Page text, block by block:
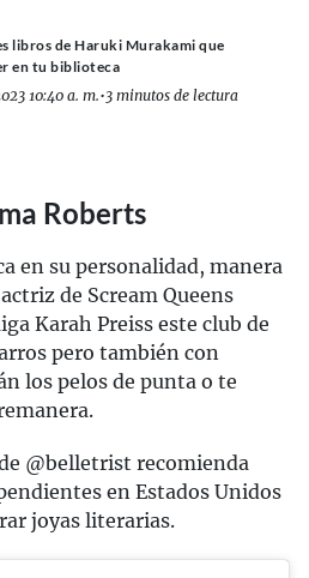
libros de Haruki Murakami que
en tu biblioteca
10:40 a. m.•3 minutos de lectura
Roberts
en su personalidad, manera
de Scream Queens
Karah Preiss este club de
pero también con
los pelos de punta o te
@belletrist recomienda
en Estados Unidos
joyas literarias.